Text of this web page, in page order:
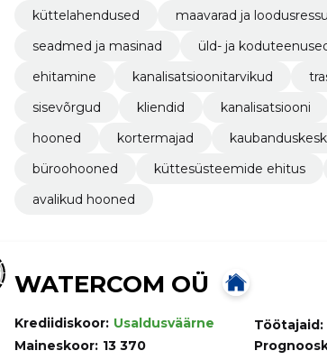
küttelahendused
maavarad ja
seadmed ja masinad
üld- ja
ehitamine
kanalisatsioonitarvikud
sisevõrgud
kliendid kanalisatsiooni
hooned
kortermajad
büroohooned
küttesüsteemide ehitus
avalikud hooned
WATERCOM OÜ
Krediidiskoor: Usaldusväärne
Maineskoor: 13 370
Töötajaid: